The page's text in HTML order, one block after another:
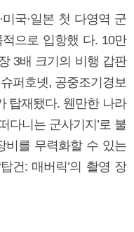
국·일본 첫 다영역 군
적으로 입항했 다. 10만
3배 크기의 비행 갑판
퍼호넷, 공중조기경보
탑재됐다. 웬만한 나라
다니는 군사기지’로 불
비를 무력화할 수 있는
건: 매버릭’의 촬영 장